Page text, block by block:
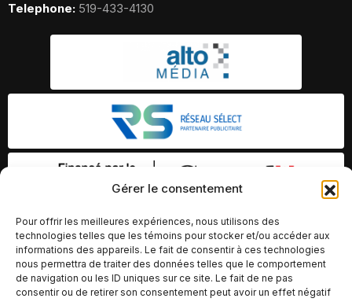
Gérer le consentement
Pour offrir les meilleures expériences, nous utilisons des
technologies telles que les témoins pour stocker et/ou accéder aux
informations des appareils. Le fait de consentir à ces technologies
nous permettra de traiter des données telles que le comportement
de navigation ou les ID uniques sur ce site. Le fait de ne pas
consentir ou de retirer son consentement peut avoir un effet négatif
Telephone: 519-433-4130